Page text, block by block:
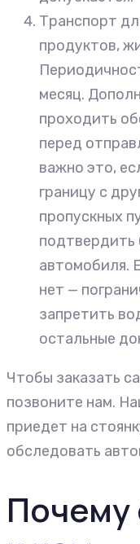
Транспорт
продуктов,
месяц.
проходить
перед
важно это,
границу с
пропускных
подтвердить
автомобиля.
нет —
запретить
остальные
Чтобы заказать
позвоните нам.
приедет на
обследовать